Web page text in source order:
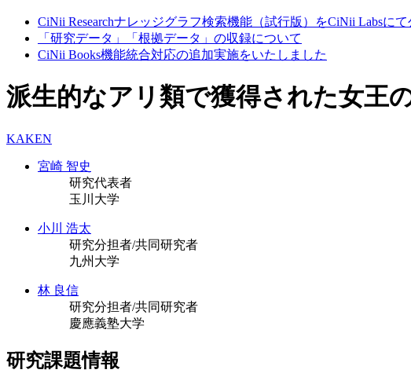
CiNii Researchナレッジグラフ検索機能（試行版）をCiNii Labsに
「研究データ」「根拠データ」の収録について
CiNii Books機能統合対応の追加実施をいたしました
派生的なアリ類で獲得された女王
KAKEN
宮崎 智史
研究代表者
玉川大学
小川 浩太
研究分担者/共同研究者
九州大学
林 良信
研究分担者/共同研究者
慶應義塾大学
研究課題情報